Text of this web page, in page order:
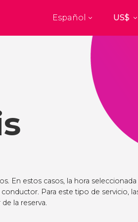
Top destinos
Italia
Barcelona
España
Ver todos los destinos
Español
En estos casos, la hora seleccionada
Para este tipo de servicio,
la reserva.